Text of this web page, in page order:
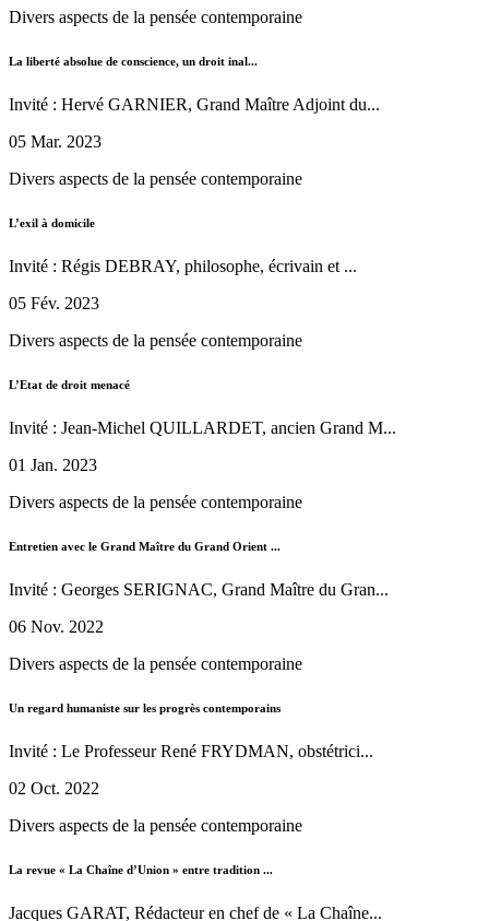
Divers aspects de la pensée contemporaine
La liberté absolue de conscience, un droit inal...
Invité : Hervé GARNIER, Grand Maître Adjoint du...
05 Mar. 2023
Divers aspects de la pensée contemporaine
L’exil à domicile
Invité : Régis DEBRAY, philosophe, écrivain et ...
05 Fév. 2023
Divers aspects de la pensée contemporaine
L’Etat de droit menacé
Invité : Jean-Michel QUILLARDET, ancien Grand M...
01 Jan. 2023
Divers aspects de la pensée contemporaine
Entretien avec le Grand Maître du Grand Orient ...
Invité : Georges SERIGNAC, Grand Maître du Gran...
06 Nov. 2022
Divers aspects de la pensée contemporaine
Un regard humaniste sur les progrès contemporains
Invité : Le Professeur René FRYDMAN, obstétrici...
02 Oct. 2022
Divers aspects de la pensée contemporaine
La revue « La Chaîne d’Union » entre tradition ...
Jacques GARAT, Rédacteur en chef de « La Chaîne...